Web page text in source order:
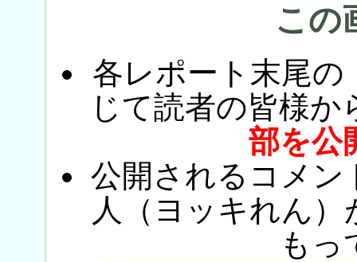
この
各レポート末尾の
じて読者の皆様か
部を公
公開されるコメン
人（ヨッキれん
もっ